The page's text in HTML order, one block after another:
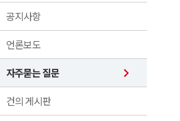
공지사항
언론보도
자주묻는 질문
건의 게시판